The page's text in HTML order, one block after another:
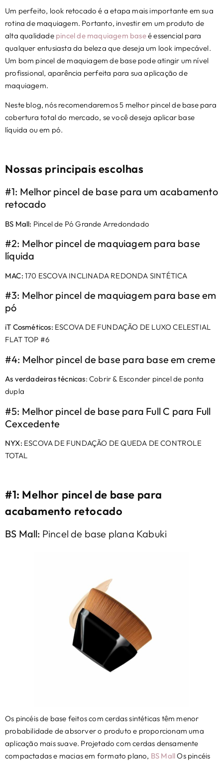
Um perfeito, look retocado é a etapa mais importante em sua
rotina de maquiagem. Portanto, investir em um produto de
alta qualidade pincel de maquiagem baseé essencial para
qualquer entusiasta da beleza que deseja um look impecável.
Um bom pincel de maquiagem de base pode atingir um nível
profissional, aparência perfeita para sua aplicação de
maquiagem.
Neste blog, nós recomendaremos 5 melhor pincel de base para
cobertura total do mercado, se você deseja aplicar base
líquida ou em pó.
Nossas principais escolhas
#1: Melhor pincel de base para um acabamento
retocado
BS Mall: Pincel de Pó Grande Arredondado
#2: Melhor pincel de maquiagem para base
líquida
MAC: 170 ESCOVA INCLINADA REDONDA SINTÉTICA
#3: Melhor pincel de maquiagem para base em
pó
iT Cosméticos: ESCOVA DE FUNDAÇÃO DE LUXO CELESTIAL
FLAT TOP #6
#4: Melhor pincel de base para base em creme
As verdadeiras técnicas: Cobrir & Esconder pincel de ponta
dupla
#5: Melhor pincel de base para Full C para Full
Cexcedente
NYX: ESCOVA DE FUNDAÇÃO DE QUEDA DE CONTROLE
TOTAL
#1: Melhor pincel de base para
acabamento retocado
BS Mall: Pincel de base plana Kabuki
Os pincéis de base feitos com cerdas sintéticas têm menor
probabilidade de absorver o produto e proporcionam uma
aplicação mais suave. Projetado com cerdas densamente
compactadas e macias em formato plano, BS MallOs pincéis